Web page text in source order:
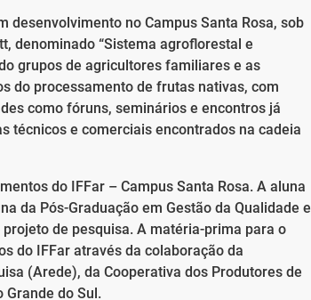
no Campus Santa Rosa, sob
denominado “Sistema agroflorestal e
grupos de agricultores familiares e as
do processamento de frutas nativas, com
como fóruns, seminários e encontros já
técnicos e comerciais encontrados na cadeia
do IFFar – Campus Santa Rosa. A aluna
da Pós-Graduação em Gestão da Qualidade e
de pesquisa. A matéria-prima para o
do IFFar através da colaboração da
(Arede), da Cooperativa dos Produtores de
Grande do Sul.